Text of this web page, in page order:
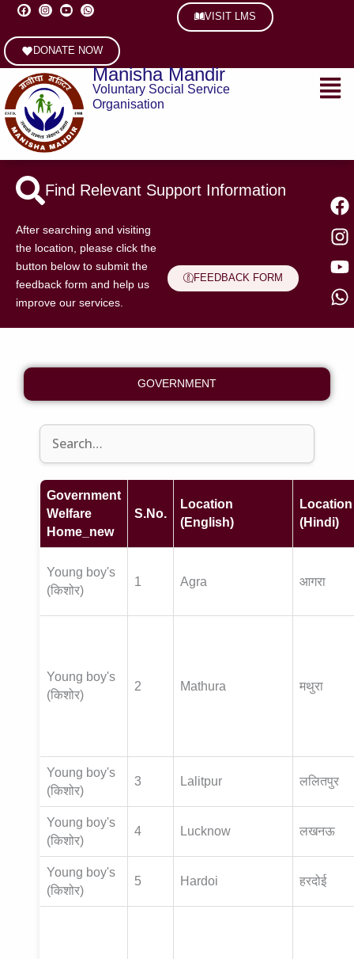
Skip
content
F
a
e
b
o
o
I
n
t
a
g
r
a
m
Y
o
t
u
b
e
W
h
t
s
a
p
VISIT LMS
DONATE NOW
Manisha Mandir
Voluntary Social Service
Organisation
Menu
Find Relevant Support Information
FEEDBACK FORM
After searching and visiting
the location, please click the
button below to submit the
feedback form and help us
improve our services.
GOVERNMENT
Government
Welfare
Home_new
S.No.
Location
(English)
Location
(Hindi)
Young boy's
(किशोर)
1 Agra आगरा
Young boy's
(किशोर)
2 Mathura मथुरा
Young boy's
(किशोर)
3 Lalitpur ललितपुर
Young boy's
(किशोर)
4 Lucknow लखनऊ
Young boy's
(किशोर)
5 Hardoi हरदोई